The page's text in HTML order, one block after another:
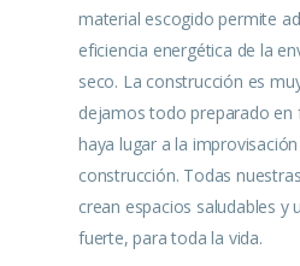
material escogido permite
eficiencia energética de la
seco. La construcción es
dejamos todo preparado en
haya lugar a la
construcción. Todas
crean espacios saludables y
fuerte, para toda la vida.